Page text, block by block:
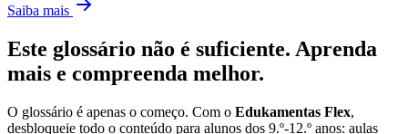
Saiba mais
Este glossário não é suficiente. Aprenda
mais e compreenda melhor.
O glossário é apenas o começo. Com o Edukamentas Flex,
desbloqueie todo o conteúdo para alunos dos 9.º-12.º anos: aulas